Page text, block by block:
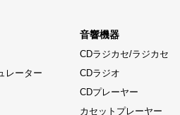
レーター
音響機器
CDラジカセ/ラジカセ
CDラジオ
CDプレーヤー
カセットプレーヤー